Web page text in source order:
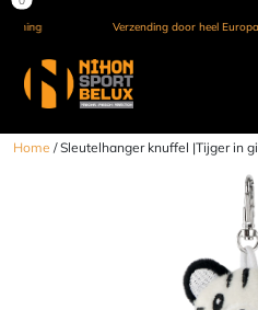
Verzending door heel Europa
Home / Sleutelhanger knuffel |Tijger in gi